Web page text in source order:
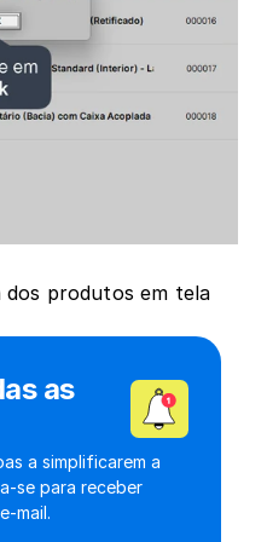
dos produtos em tela
as
a simplificarem a
se para receber
mail.